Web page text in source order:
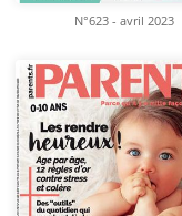
N°623 - avril 2023